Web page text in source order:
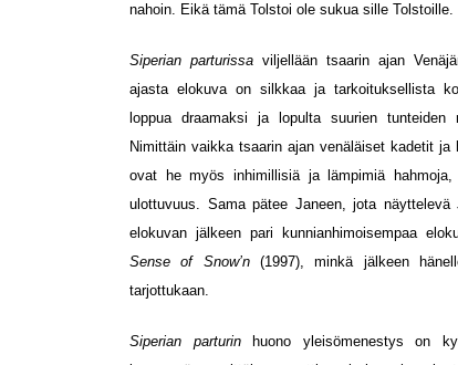
nahoin. Eikä tämä Tolstoi ole sukua sille Tolstoille.
Siperian parturissa viljellään tsaarin ajan
ajasta elokuva on silkkaa ja tarkoituksellista
loppua draamaksi ja lopulta suurien tunteiden
Nimittäin vaikka tsaarin ajan venäläiset kadetit ja
ovat he myös inhimillisiä ja lämpimiä
ulottuvuus. Sama pätee Janeen, jota
elokuvan jälkeen pari kunnianhimoisempaa
Sense of Snow’n(1997), minkä jälkeen
tarjottukaan.
Siperian parturinhuono yleisömenestys on